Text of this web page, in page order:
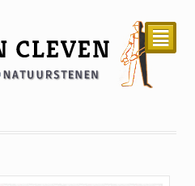
²